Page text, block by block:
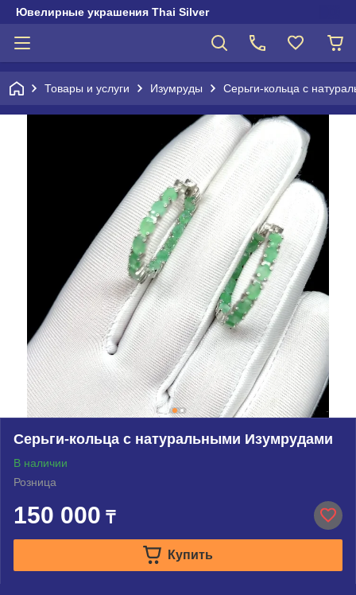
Ювелирные украшения Thai Silver
Товары и услуги Изумруды Серьги-кольца с
Серьги-кольца с натуральными Изумрудами
В наличии
Розница
150 000 ₸
Купить